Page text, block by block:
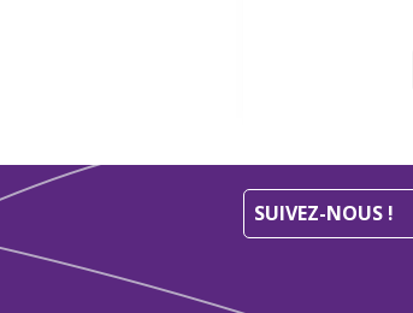
SUIVEZ-NOUS !